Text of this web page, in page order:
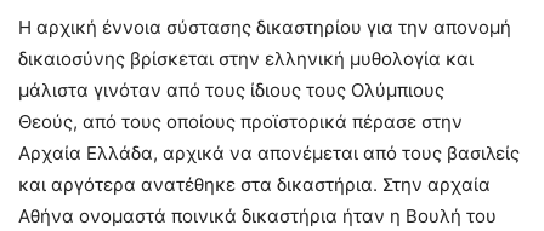
Η αρχική έννοια σύστασης δικαστηρίου για την απονομή
δικαιοσύνης βρίσκεται στην ελληνική μυθολογία και
μάλιστα γινόταν από τους ίδιους τους Ολύμπιους
Θεούς, από τους οποίους προϊστορικά πέρασε στην
Αρχαία Ελλάδα, αρχικά να απονέμεται από τους βασιλείς
και αργότερα ανατέθηκε στα δικαστήρια. Στην αρχαία
Αθήνα ονομαστά ποινικά δικαστήρια ήταν η Βουλή του